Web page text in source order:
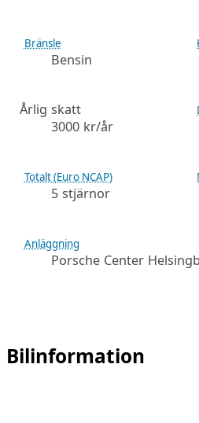
Bränsle
Bensin
Årlig skatt
3000 kr/år
Totalt (Euro NCAP)
5 stjärnor
Anläggning
Porsche Center
Bilinformation